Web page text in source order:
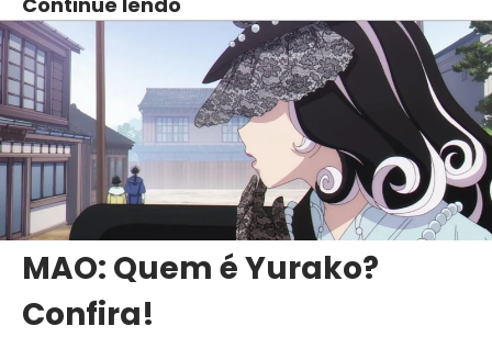
MAO: Quem é Yurako?
Confira!